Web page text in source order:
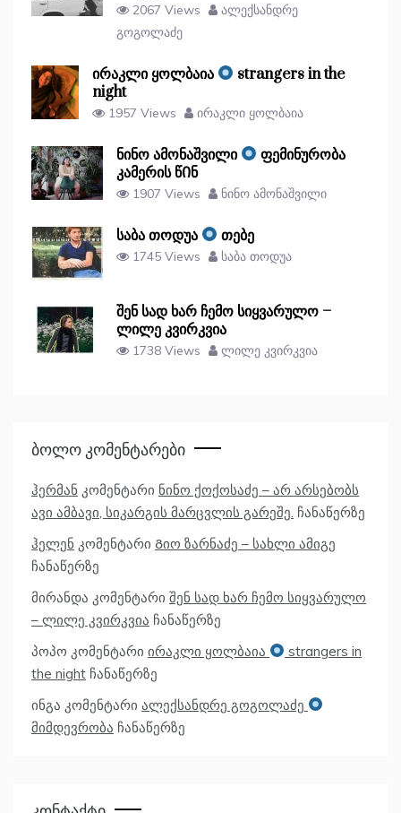
2067 Views
ალექსანდრე
გოგოლაძე
ირაკლი ყოლბაია
strangers in the
night
1957 Views ირაკლი ყოლბაია
ნინო ამონაშვილი
ფემინურობა
კამერის წᲘნ
1907 Views ნინო ამონაშვილი
საბა თოდუა თებე
1745 Views საბა თოდუა
შენ სად ხარ ჩემო სიყვარულო –
ლილე კვირკვია
1738 Views ლილე კვირკვია
Ბოლო Კომენტარები
ჰერმან კომენტარი ნინო ქოქოსაძე – არ არსებობს
ავი ამბავი, სიკარგის მარცვლის გარეშე. ჩანაწერზე
ჰელენ კომენტარი Გიო ზარნაძე – სახლი ამიგე
ჩანაწერზე
მირანდა კომენტარი შენ სად ხარ ჩემო სიყვარულო
– ლილე კვირკვია ჩანაწერზე
პოპო კომენტარი ირაკლი ყოლბაია
strangers in
the night ჩანაწერზე
ინგა კომენტარი ალექსანდრე გოგოლაძე
მიმდევრობა ჩანაწერზე